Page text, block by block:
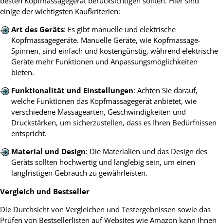
einige der wichtigsten Kaufkriterien:
Art des Geräts: Es gibt manuelle und elektrische
Kopfmassagegeräte. Manuelle Geräte, wie Kopfmassage-
Spinnen, sind einfach und kostengünstig, während elektrische
Geräte mehr Funktionen und Anpassungsmöglichkeiten
bieten.
Funktionalität und Einstellungen: Achten Sie darauf,
welche Funktionen das Kopfmassagegerät anbietet, wie
verschiedene Massagearten, Geschwindigkeiten und
Druckstärken, um sicherzustellen, dass es Ihren Bedürfnissen
entspricht.
Material und Design: Die Materialien und das Design des
Geräts sollten hochwertig und langlebig sein, um einen
langfristigen Gebrauch zu gewährleisten.
Vergleich und Bestseller
Die Durchsicht von Vergleichen und Testergebnissen sowie das
Prüfen von Bestsellerlisten auf Websites wie Amazon kann Ihnen